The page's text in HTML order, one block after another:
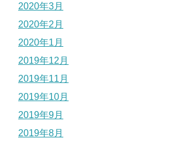
2020年3月
2020年2月
2020年1月
2019年12月
2019年11月
2019年10月
2019年9月
2019年8月